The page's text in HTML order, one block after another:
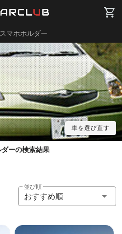
スマホホルダー
車を選び直す
ダーの検索結果
並び順
おすすめ順